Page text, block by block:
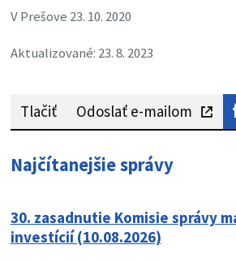
V Prešove 23. 10. 2020
Aktualizované: 23. 8. 2023
Tlačiť Odoslať e-mailom
Najčítanejšie správy
30. zasadnutie Komisie správy
investícií (10.08.2026)